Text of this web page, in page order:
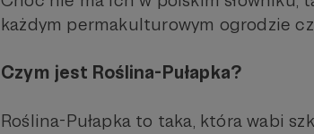
każdym permakulturowym ogrodzie
Czym jest Roślina-Pułapka?
Roślina-Pułapka to taka, która wabi